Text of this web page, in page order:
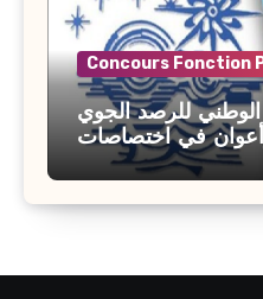
Concours Fonction
الوطني للرصد الجوي
في اختصاصات
2026